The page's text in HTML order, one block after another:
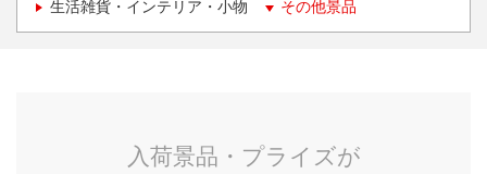
生活雑貨・インテリア・小物 その他景品